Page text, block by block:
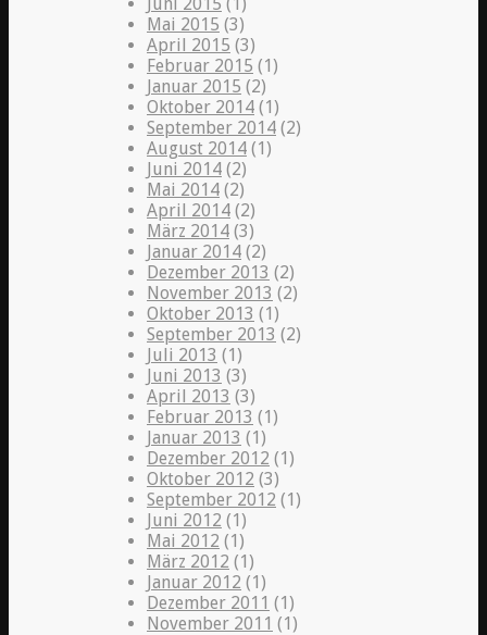
Mai 2015 (3)
April 2015 (3)
Februar 2015 (1)
Januar 2015 (2)
Oktober 2014 (1)
September 2014 (2)
August 2014 (1)
Juni 2014 (2)
Mai 2014 (2)
April 2014 (2)
März 2014 (3)
Januar 2014 (2)
Dezember 2013 (2)
November 2013 (2)
Oktober 2013 (1)
September 2013 (2)
Juli 2013 (1)
Juni 2013 (3)
April 2013 (3)
Februar 2013 (1)
Januar 2013 (1)
Dezember 2012 (1)
Oktober 2012 (3)
September 2012 (1)
Juni 2012 (1)
Mai 2012 (1)
März 2012 (1)
Januar 2012 (1)
Dezember 2011 (1)
November 2011 (1)